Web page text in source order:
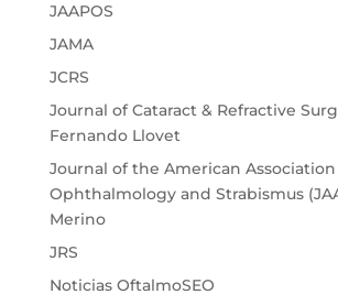
JAAPOS
JAMA
JCRS
Journal of Cataract & Refractive
Fernando Llovet
Journal of the American
Ophthalmology and Strabismus
Merino
JRS
Noticias OftalmoSEO